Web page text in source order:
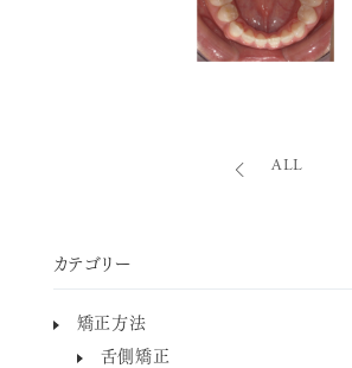
カテゴリー
矯正方法
舌側矯正
ALL